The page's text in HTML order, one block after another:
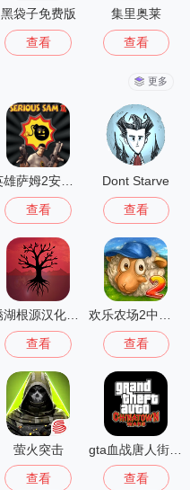
黑袋子免费版
查看
集里奥莱
查看
更多
查看
Dont Starve
查看
锈湖根源汉化版 3.1.5
查看
欢乐农场2中文版
查看
萤火突击
查看 查看